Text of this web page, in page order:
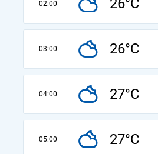
02:00 26°C
03:00 26°C
04:00 27°C
05:00 27°C